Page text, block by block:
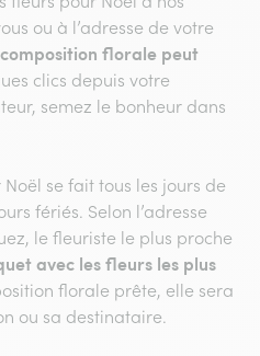
ou à l’adresse de votre
florale peut
clics depuis votre
semez le bonheur dans
se fait tous les jours de
fériés. Selon l’adresse
le fleuriste le plus proche
avec les fleurs les plus
florale prête, elle sera
ou sa destinataire.